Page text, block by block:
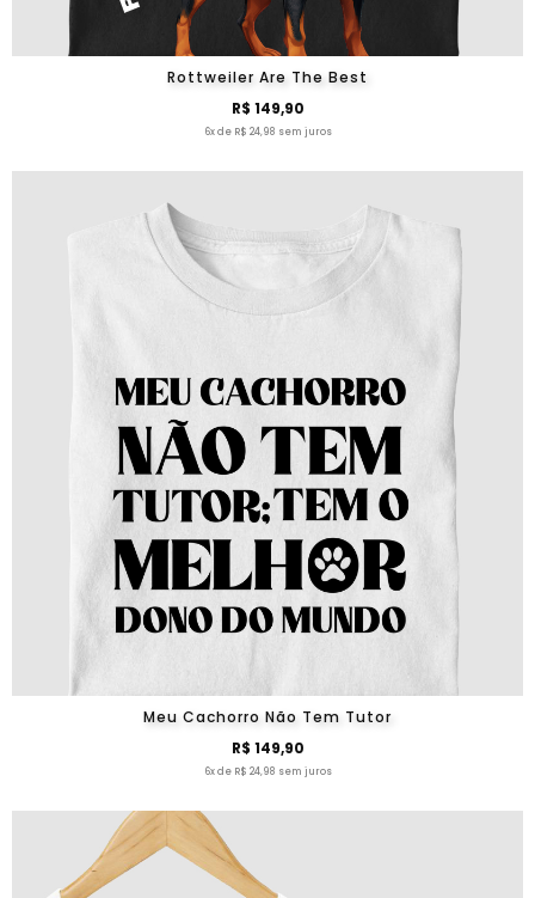
Rottweiler Are The Best
R$ 149,90
6x de R$ 24,98 sem juros
Meu Cachorro Não Tem Tutor
R$ 149,90
6x de R$ 24,98 sem juros